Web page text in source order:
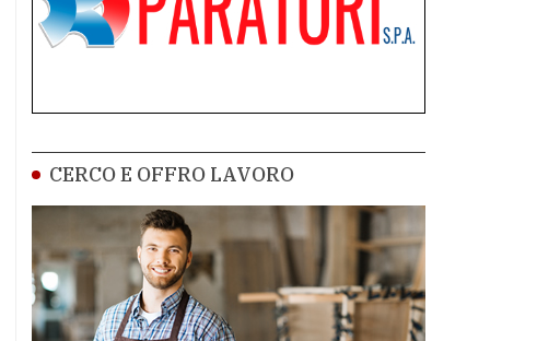
CERCO E OFFRO LAVORO